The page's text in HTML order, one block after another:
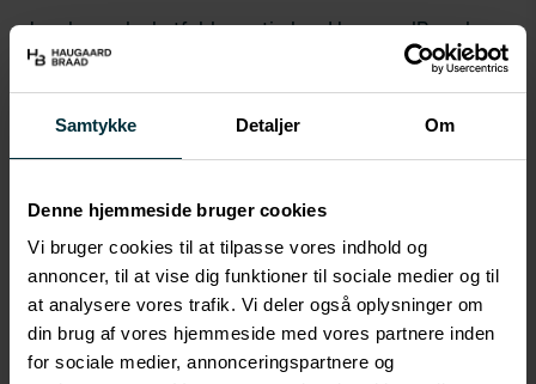
Samtykke Detaljer Om
Denne hjemmeside bruger cookies
Vi bruger cookies til at tilpasse vores indhold og
annoncer, til at vise dig funktioner til sociale medier og til
at analysere vores trafik. Vi deler også oplysninger om
din brug af vores hjemmeside med vores partnere inden
for sociale medier, annonceringspartnere og
Jacob er advokatfuldmægtig hos HaugaardBraad
med speciale i offentlig ret og et særligt fokus på
miljøretten.
Han har gennem en årrække beskæftiget sig
erfaring fra både Miljø- og Fødevareklagenævnet og
nævnene inden for en bred vifte af lovområder,
herunder miljøbeskyttelsesloven,
jordforureningsloven, husdyrbrugloven og planloven.
Jacob har desuden været udpeget som